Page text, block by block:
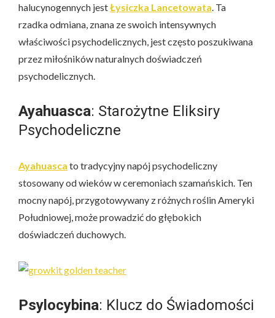
halucynogennych jestŁysiczka Lancetowata. Ta
rzadka odmiana, znana ze swoich intensywnych
właściwości psychodelicznych, jest często poszukiwana
przez miłośników naturalnych doświadczeń
psychodelicznych.
Ayahuasca: Starożytne Eliksiry
Psychodeliczne
Ayahuasca to tradycyjny napój psychodeliczny
stosowany od wieków w ceremoniach szamańskich. Ten
mocny napój, przygotowywany z różnych roślin Ameryki
Południowej, może prowadzić do głębokich
doświadczeń duchowych.
Psylocybina: Klucz do Świadomości